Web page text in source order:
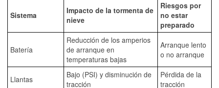
Sistema
Impacto de la tormenta de
nieve
Riesgos por
no estar
preparado
Batería
Reducción de los amperios
de arranque en
temperaturas bajas
Arranque lento
o no arranque
Llantas
Bajo (PSI) y disminución de
tracción
Pérdida de la
tracción